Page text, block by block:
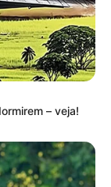
– veja!